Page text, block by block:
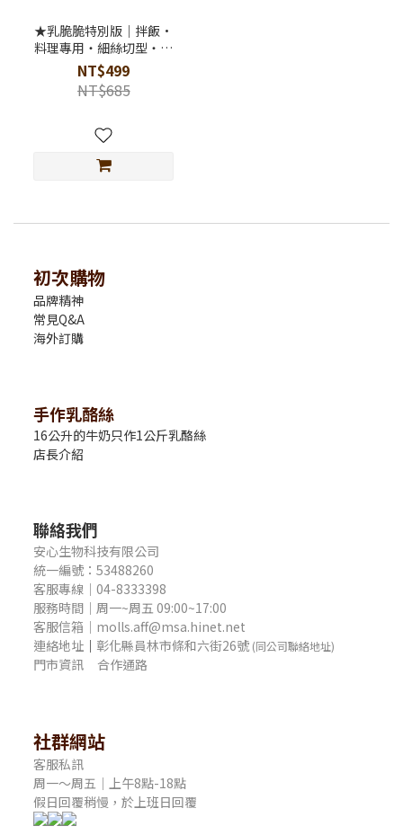
★乳脆脆特別版｜拌飯·
料理專用・細絲切型・奶
素
NT$499
NT$685
初次購物
品牌精神
常見Q&A
海外訂購
手作乳酪絲
16公升的牛奶只作1公斤乳酪絲
店長介紹
聯絡我們
安心生物科技有限公司
統一編號：53488260
客服專線｜04-8333398
服務時間｜周一~周五 09:00~17:00
客服信箱｜molls.aff@msa.hinet.net
連絡地址 ｜ 彰化縣員林市條和六街26號 (同公司聯絡地址)
門市資訊 合作通路
社群網站
客服私訊
周一～周五｜上午8點-18點
假日回覆稍慢，於上班日回覆